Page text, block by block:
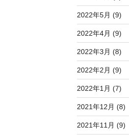
2022年5月 (9)
2022年4月 (9)
2022年3月 (8)
2022年2月 (9)
2022年1月 (7)
2021年12月 (8)
2021年11月 (9)